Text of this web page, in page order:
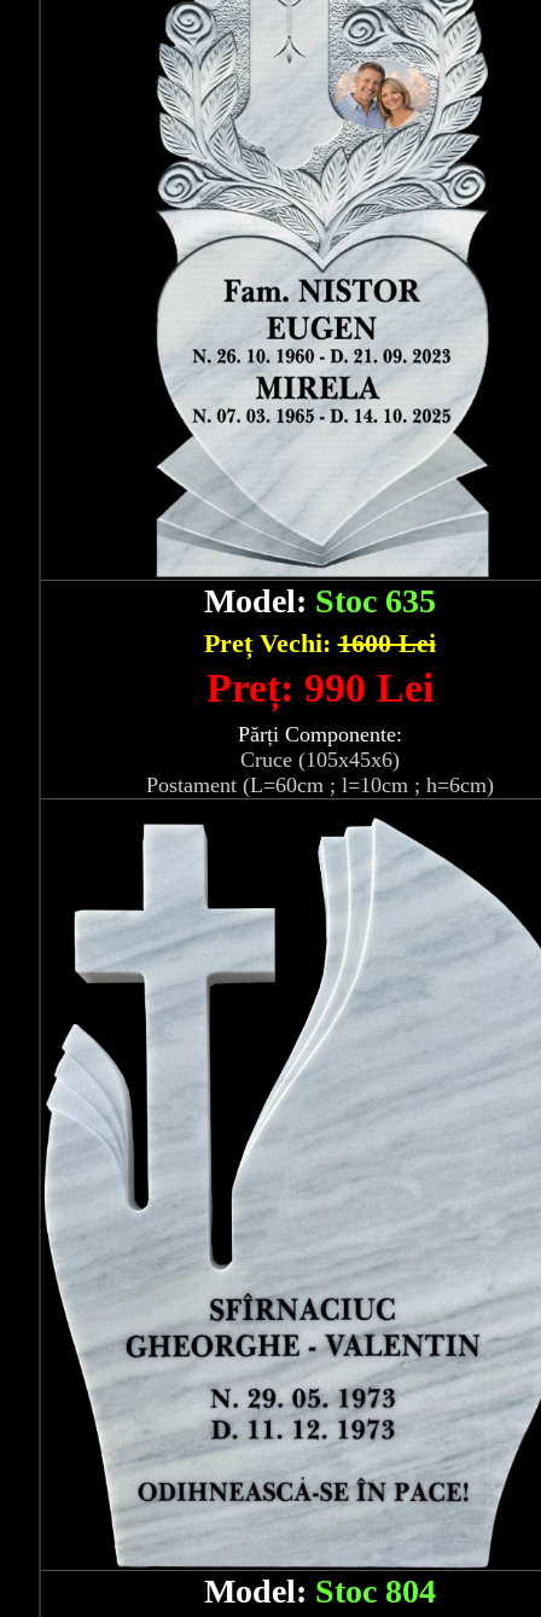
Model: Stoc 635
Preț Vechi:1600 Lei
Preț: 990 Lei
Părți Componente:
Cruce (105x45x6)
Postament (L=60cm ; l=10cm ; h=6cm)
Model: Stoc 804